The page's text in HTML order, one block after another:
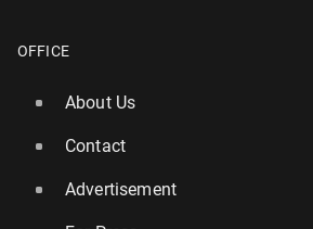
OFFICE
About Us
Contact
Advertisement